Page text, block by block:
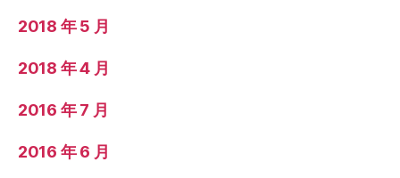
2018 年 5 月
2018 年 4 月
2016 年 7 月
2016 年 6 月